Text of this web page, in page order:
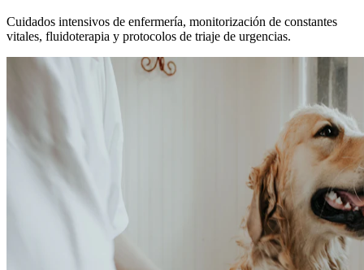
Cuidados intensivos de enfermería, monitorización de constantes
vitales, fluidoterapia y protocolos de triaje de urgencias.